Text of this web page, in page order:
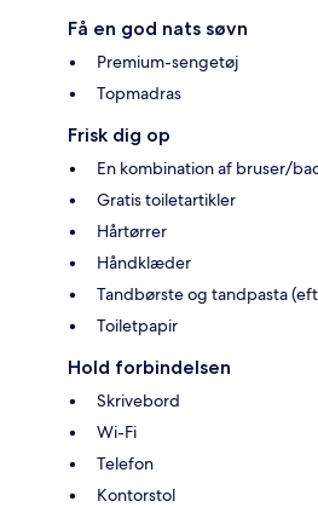
Få en god nats søvn
Premium-sengetøj
Topmadras
Frisk dig op
En kombination af bruser/
Gratis toiletartikler
Hårtørrer
Håndklæder
Tandbørste og tandpasta
Toiletpapir
Hold forbindelsen
Skrivebord
Wi-Fi
Telefon
Kontorstol